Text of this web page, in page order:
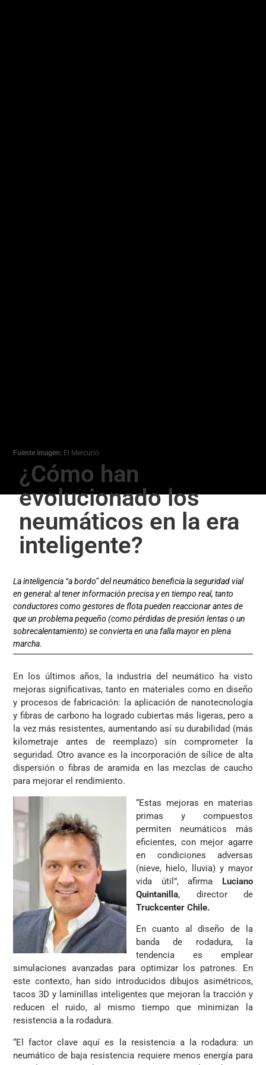
Fuente imagen: El Mercurio
¿Cómo han
evolucionado los
neumáticos en la era
inteligente?
La inteligencia “a bordo” del neumático beneficia la seguridad vial
en general: al tener información precisa y en tiempo real, tanto
conductores como gestores de flota pueden reaccionar antes de
que un problema pequeño (como pérdidas de presión lentas o un
sobrecalentamiento) se convierta en una falla mayor en plena
marcha.
En los últimos años, la industria del neumático ha visto
mejoras significativas, tanto en materiales como en diseño
y procesos de fabricación: la aplicación de nanotecnología
y fibras de carbono ha logrado cubiertas más ligeras, pero a
la vez más resistentes, aumentando así su durabilidad (más
kilometraje antes de reemplazo) sin comprometer la
seguridad. Otro avance es la incorporación de sílice de alta
dispersión o fibras de aramida en las mezclas de caucho
para mejorar el rendimiento.
“Estas mejoras en materias
primas y compuestos
permiten neumáticos más
eficientes, con mejor agarre
en condiciones adversas
(nieve, hielo, lluvia) y mayor
vida útil”, afirma Luciano
Quintanilla, director de
Truckcenter Chile.
En cuanto al diseño de la
banda de rodadura, la
tendencia es emplear
simulaciones avanzadas para optimizar los patrones. En
este contexto, han sido introducidos dibujos asimétricos,
tacos 3D y laminillas inteligentes que mejoran la tracción y
reducen el ruido, al mismo tiempo que minimizan la
resistencia a la rodadura.
“El factor clave aquí es la resistencia a la rodadura: un
neumático de baja resistencia requiere menos energía para